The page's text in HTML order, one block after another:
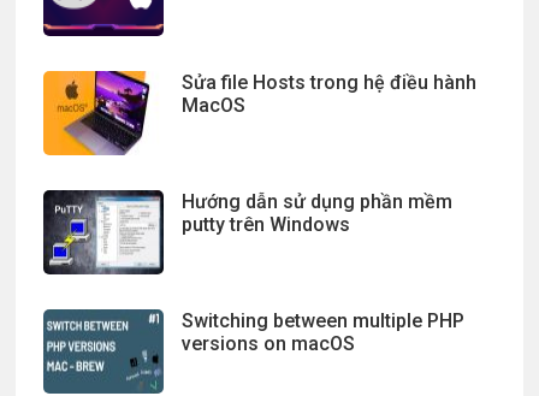
Sửa file Hosts trong hệ điều hành
MacOS
Hướng dẫn sử dụng phần mềm
putty trên Windows
Switching between multiple PHP
versions on macOS